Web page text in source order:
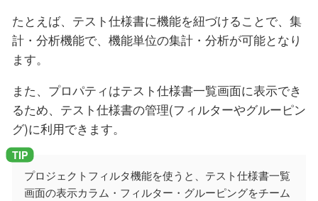
たとえば、テスト仕様書に機能を紐づけることで、集
計・分析機能で、機能単位の集計・分析が可能となり
ます。
また、プロパティはテスト仕様書一覧画面に表示でき
るため、テスト仕様書の管理(フィルターやグルーピン
グ)に利用できます。
プロジェクトフィルタ機能を使うと、テスト仕様書一覧
画面の表示カラム・フィルター・グルーピングをチーム